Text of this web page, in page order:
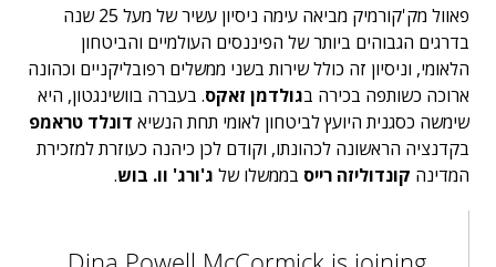
פאוול מק'קורמיק מביאה עימה ניסיון עשיר של מעל 25 שנה
בדרגים הגבוהים ביותר של הפיננסים העולמיים והביטחון
הלאומי, וניסיון זה כולל שירות בשני ממשלים רפובליקניים וכהונה
ארוכה כשותפה בכירה בגולדמן זאקס. בעברה בוושינגטון, היא
שימשה כסגנית היועץ לביטחון לאומי תחת הנשיא דונלד טראמפ
בקדנציה הראשונה לכהונתו, וקודם לכן כיהנה כעוזרת למזכירת
המדינה קונדוליזה רייס בממשלו של ג'ורג' וו. בוש.